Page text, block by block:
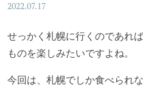
2022.07.17
せっかく札幌に行くのであれ
ものを楽しみたいですよね。
今回は、札幌でしか食べられ